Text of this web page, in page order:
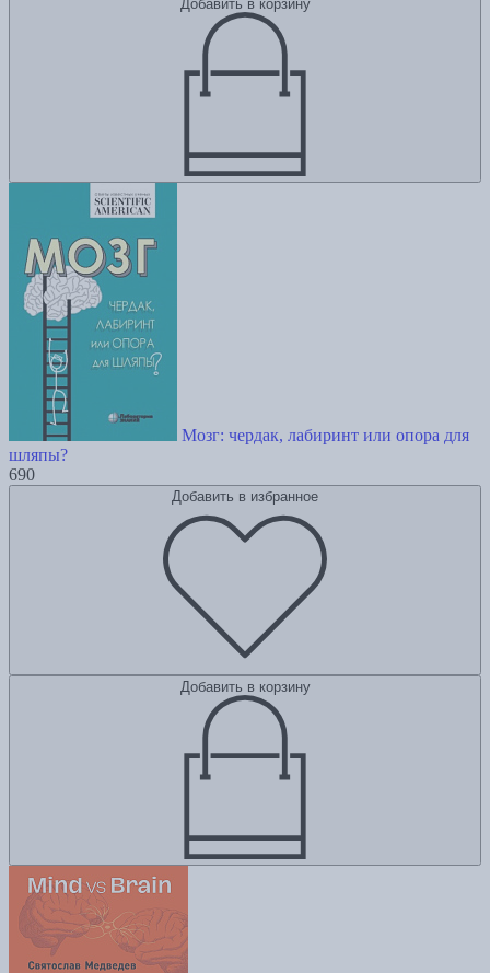
Добавить в корзину
Мозг: чердак, лабиринт или опора для
шляпы?
690
Добавить в избранное
Добавить в корзину